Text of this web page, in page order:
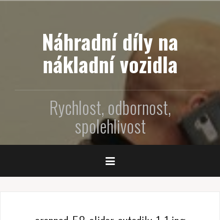
u
Náhradní díly na
nákladní vozidla
Rychlost, odbornost,
spolehlivost